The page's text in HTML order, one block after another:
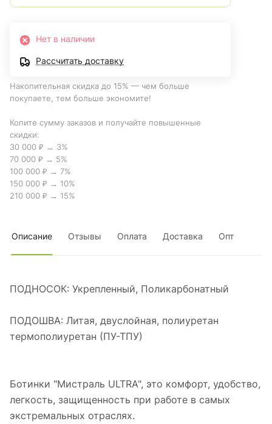
Нет в наличии
Рассчитать доставку
Накопительная скидка до 15% — чем больше
покупаете, тем больше экономите!
Копите сумму заказов и получайте повышенные
скидки:
30 000 ₽ → 3%
70 000 ₽ → 5%
100 000 ₽ → 7%
150 000 ₽ → 10%
210 000 ₽ → 15%
Описание Отзывы Оплата Доставка Опт
ПОДНОСОК: Укрепленный, Поликарбонатный
ПОДОШВА: Литая, двуслойная, полиуретан
термополиуретан (ПУ-ТПУ)
Ботинки "Мистраль ULTRA", это комфорт, удобство,
легкость, защищенность при работе в самых
экстремальных отраслях.